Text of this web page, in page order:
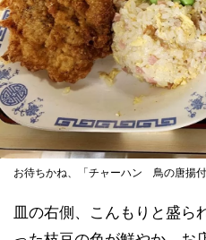
お待ちかね、「チャーハン 鳥の唐揚付
皿の右側、こんもりと盛ら